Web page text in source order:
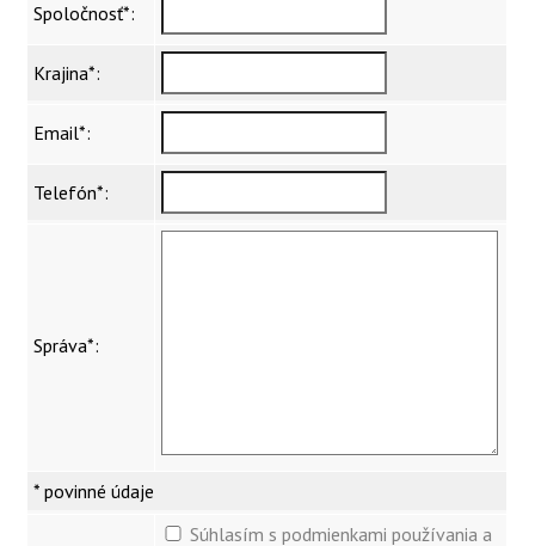
Spoločnosť*:
Krajina*:
Email*:
Telefón*:
Správa*:
* povinné údaje
Súhlasím s podmienkami používania a